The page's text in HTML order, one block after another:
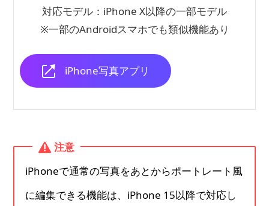
対応モデル：iPhone X以降の一部モデル
※一部のAndroidスマホでも類似機能あり
iPhone写真アプリ
注意
iPhoneで通常の写真をあとからポートレート風
に編集できる機能は、iPhone 15以降で対応し